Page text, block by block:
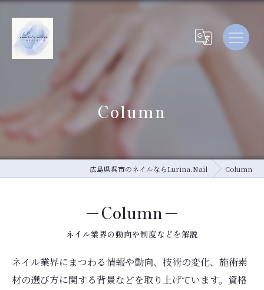
Column
広島県呉市のネイルならLurina.Nail Column
Column
ネイル業界の動向や制度などを解説
ネイル業界にまつわる情報や動向、技術の変化、施術素
材の選び方に関する背景などを取り上げています。資格